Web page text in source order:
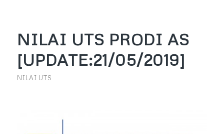
NILAI UTS PRODI AS
[UPDATE:21/05/2019]
NILAI UTS